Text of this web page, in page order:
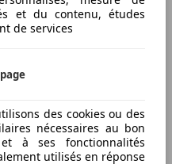
Auto Z28 IROC.2 / 22
et du contenu, études
de services
des cookies ou des
nécessaires au bon
à ses fonctionnalités
utilisés en réponse